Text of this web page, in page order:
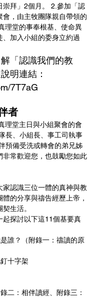
崇拜」2個月。 2.參加「認
會，由主牧團隊親自帶領的
理堂的事奉根基、使命異
、加入小組的委身立約過
「認識我們的教
明連結：
7T7aG
者
長、小組長、事工司執事
預備受洗或轉會的弟兄姊
非常歡迎您，也鼓勵您如此
家認識三位一體的真神與教
的分享與禱告經歷上帝，
生活。
起探討以下這11個基要真
誰？（附錄一：禱讀的原
十字架
二：相伴讀經、附錄三：